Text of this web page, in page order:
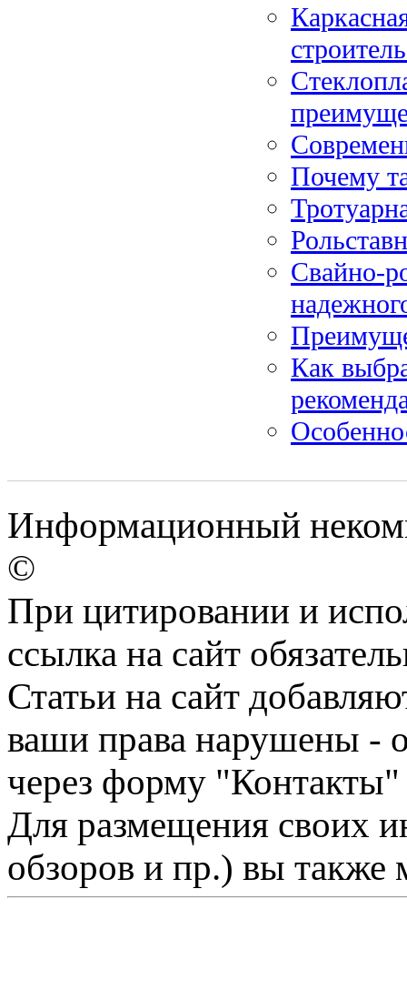
Почему
Свайно-
Как
Информационный
©
При цитировании и
ссылка на сайт
Статьи на сайт
ваши права нарушены -
через форму "Контакты"
Для размещения своих
обзоров и пр.) вы также